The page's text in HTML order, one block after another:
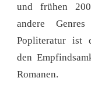
und frühen
andere
Popliteratur ist
den
Romanen.